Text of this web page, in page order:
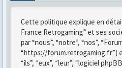
Cette politique explique en
France Retrogaming” et ses
par “nous”, “notre”, “nos”,
“https://forum.retrogaming.fr”)
“ils”, “eux”, “leur”, “logiciel